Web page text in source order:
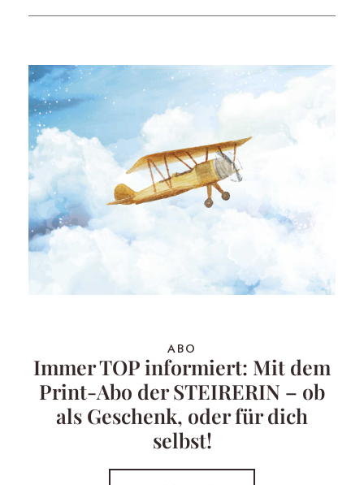
ABO
Immer TOP informiert: Mit dem
Print-Abo der STEIRERIN – ob
als Geschenk, oder für dich
selbst!